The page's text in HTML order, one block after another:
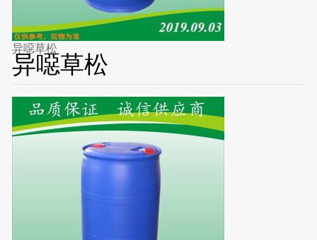
异噁草松
异噁草松